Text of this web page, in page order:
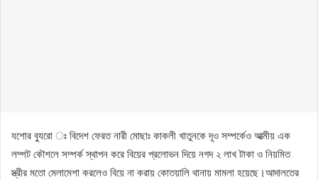
যশোর ব্যুরো ঃ বিদেশ ফেরত নারী মোছাঃ কাকলী খাতুনকে দূও সম্পর্কেও আত্মীয় এক
লম্পট কৌশলে সম্পর্ক স্থাপন করে বিয়ের প্রলোভন দিয়ে নগদ ২ লাখ টাকা ও নিয়মিত
স্ত্রীর মতো মেলামেশা করলেও বিয়ে না করায় কোতয়ালি থানায় মামলা হয়েছে।আদালতের